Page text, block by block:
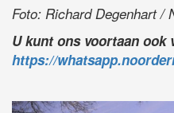
Foto: Richard Degenhart /
U kunt ons voortaan ook
https://